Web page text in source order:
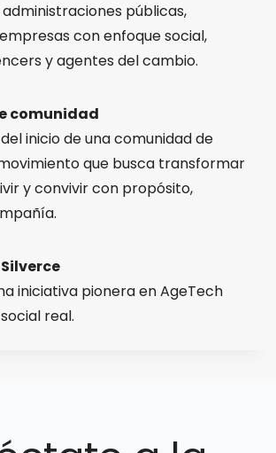
públicas,
con enfoque social,
y agentes del cambio.
comunidad
inicio de una comunidad de
que busca transformar
y convivir con propósito,
iniciativa pionera en AgeTech
real.